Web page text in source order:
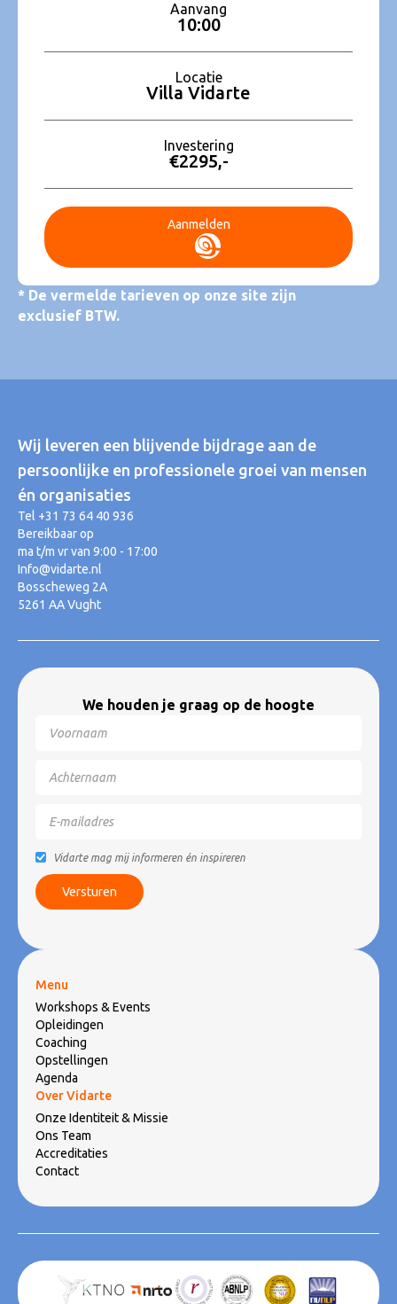
Aanvang
10:00
Locatie
Villa Vidarte
Investering
€2295,-
Aanmelden
* De vermelde tarieven op onze site zijn
exclusief BTW.
Wij leveren een blijvende bijdrage aan de
persoonlijke en professionele groei van mensen
én organisaties
Tel +31 73 64 40 936
Bereikbaar op
ma t/m vr van 9:00 - 17:00
Info@vidarte.nl
Bosscheweg 2A
5261 AA Vught
We houden je graag op de hoogte
Vidarte mag mij informeren én inspireren
Menu
Workshops & Events
Opleidingen
Coaching
Opstellingen
Agenda
Over Vidarte
Onze Identiteit & Missie
Ons Team
Accreditaties
Contact